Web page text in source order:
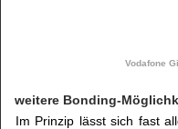
Vodafone
weitere Bonding-
Im Prinzip lässt sich fast